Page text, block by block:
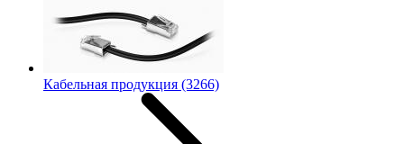
Кабельная продукция (3266)